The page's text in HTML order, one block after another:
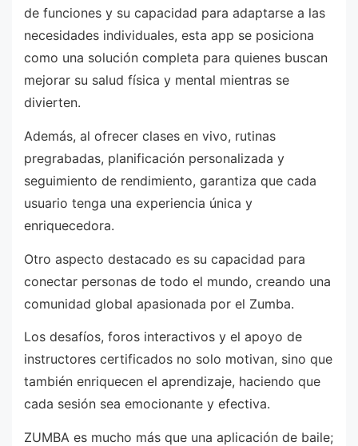
de funciones y su capacidad para adaptarse a las
necesidades individuales, esta app se posiciona
como una solución completa para quienes buscan
mejorar su salud física y mental mientras se
divierten.
Además, al ofrecer clases en vivo, rutinas
pregrabadas, planificación personalizada y
seguimiento de rendimiento, garantiza que cada
usuario tenga una experiencia única y
enriquecedora.
Otro aspecto destacado es su capacidad para
conectar personas de todo el mundo, creando una
comunidad global apasionada por el Zumba.
Los desafíos, foros interactivos y el apoyo de
instructores certificados no solo motivan, sino que
también enriquecen el aprendizaje, haciendo que
cada sesión sea emocionante y efectiva.
ZUMBA es mucho más que una aplicación de baile;